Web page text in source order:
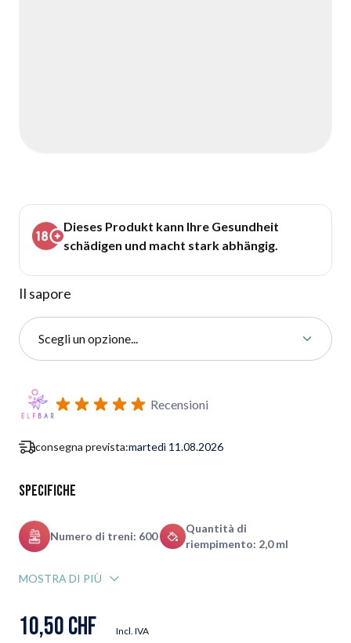
Dieses Produkt kann Ihre Gesundheit
schädigen und macht stark abhängig.
Il sapore
Scegli un opzione...
Iscriviti al modulo di notifica ritorno in stock
Recensioni
consegna prevista:martedì 11.08.2026
Specifiche
Numero di treni: 600
Quantità di
riempimento: 2,0 ml
MOSTRA DI PIÙ
10,50 CHF Incl. IVA